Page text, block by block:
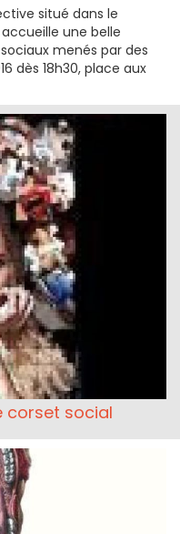
situé dans le
une belle
menés par des
dès 18h30, place aux
corset social